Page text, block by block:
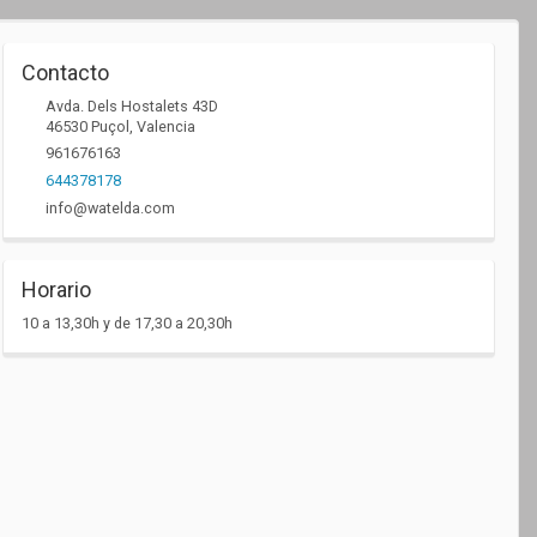
Contacto
Avda. Dels Hostalets 43D
46530 Puçol , Valencia
961676163
644378178
info@watelda.com
Horario
10 a 13,30h y de 17,30 a 20,30h